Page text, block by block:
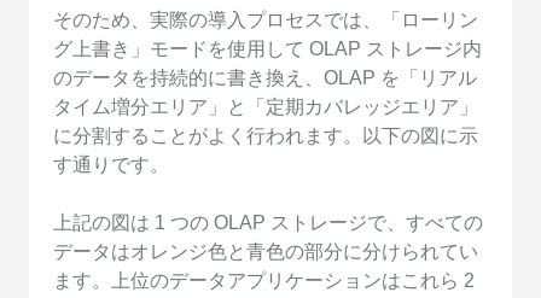
そのため、実際の導入プロセスでは、「ローリン
グ上書き」モードを使用して OLAP ストレージ内
のデータを持続的に書き換え、OLAP を「リアル
タイム増分エリア」と「定期カバレッジエリア」
に分割することがよく行われます。以下の図に示
す通りです。
上記の図は 1 つの OLAP ストレージで、すべての
データはオレンジ色と青色の部分に分けられてい
ます。上位のデータアプリケーションはこれら 2